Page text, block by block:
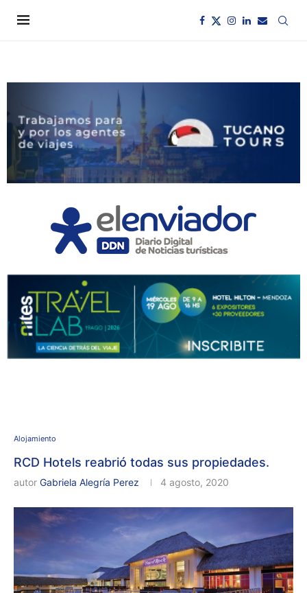
Alojamiento
RCD Hotels reabrió todas sus propiedades.
autor Gabriela Alegría Perez 4 agosto, 2020